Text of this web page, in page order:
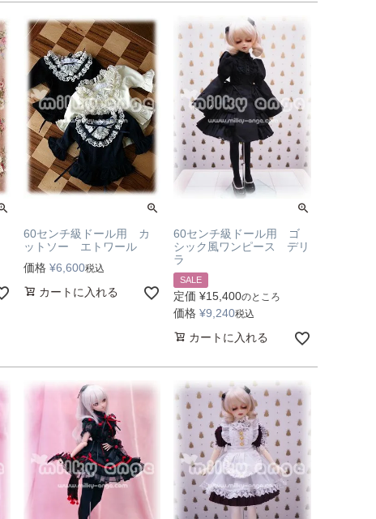
60センチ級ドール用 カ
ットソー エトワール
価格 ¥6,600税込
カートに入れる
60センチ級ドール用 ゴ
シック風ワンピース デリ
ラ
SALE
定価 ¥15,400のところ
価格 ¥9,240税込
カートに入れる